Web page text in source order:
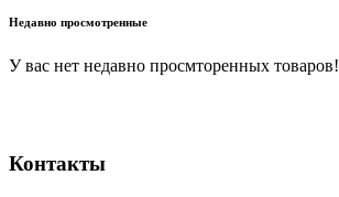
Недавно просмотренные
У вас нет недавно просмторенных товаров!
Контакты